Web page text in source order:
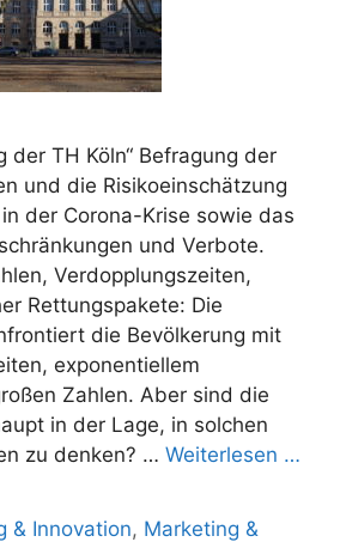
der TH Köln“ Befragung der
und die Risikoeinschätzung
der Corona-Krise sowie das
und Verbote.
Verdopplungszeiten,
Rettungspakete: Die
die Bevölkerung mit
exponentiellem
Zahlen. Aber sind die
in der Lage, in solchen
zu denken? … Weiterlesen …
& Innovation, Marketing &